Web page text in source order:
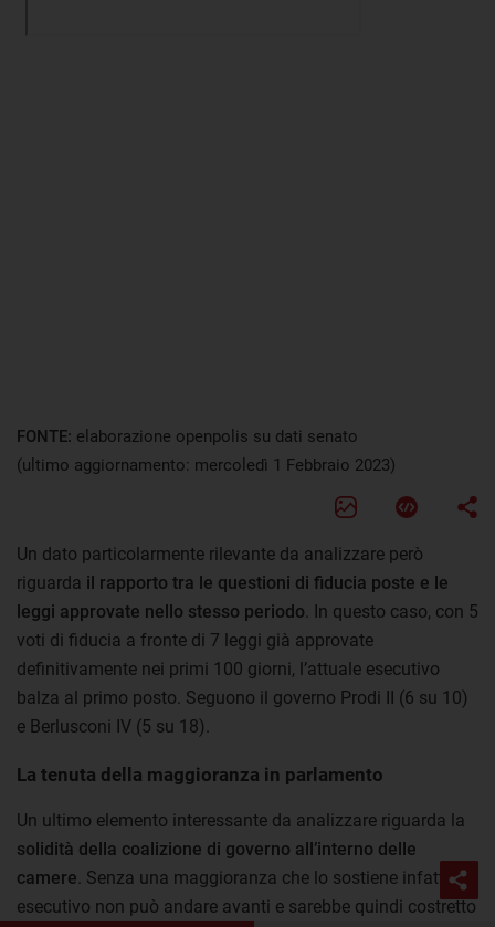
FONTE: elaborazione openpolis su dati senato
(ultimo aggiornamento: mercoledì 1 Febbraio 2023)
Un dato particolarmente rilevante da analizzare però
riguarda il rapporto tra le questioni di fiducia poste e le
leggi approvate nello stesso periodo. In questo caso, con 5
voti di fiducia a fronte di 7 leggi già approvate
definitivamente nei primi 100 giorni, l’attuale esecutivo
balza al primo posto. Seguono il governo Prodi II (6 su 10)
e Berlusconi IV (5 su 18).
La tenuta della maggioranza in parlamento
Un ultimo elemento interessante da analizzare riguarda la
solidità della coalizione di governo all’interno delle
camere. Senza una maggioranza che lo sostiene infatti un
esecutivo non può andare avanti e sarebbe quindi costretto